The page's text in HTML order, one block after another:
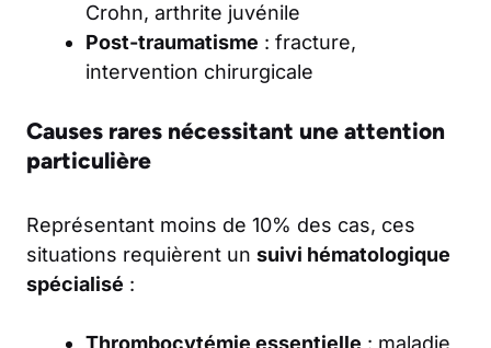
Crohn, arthrite juvénile
Post-traumatisme : fracture,
intervention chirurgicale
Causes rares nécessitant une attention
particulière
Représentant moins de 10% des cas, ces
situations requièrent un suivi hématologique
spécialisé :